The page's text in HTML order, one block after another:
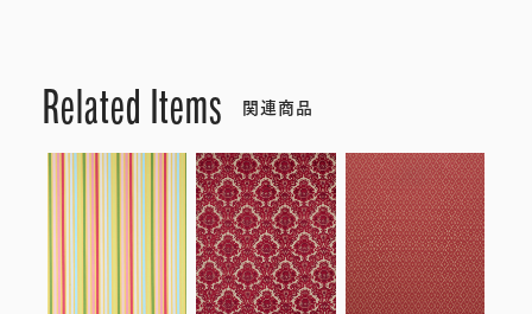
Related Items 関連商品